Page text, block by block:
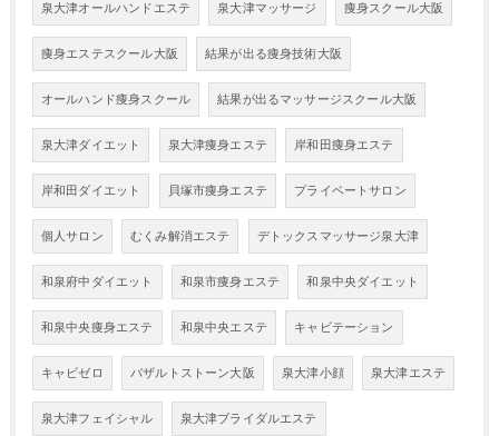
泉大津オールハンドエステ 泉大津マッサージ 痩身スクール大阪
痩身エステスクール大阪 結果が出る痩身技術大阪
オールハンド痩身スクール 結果が出るマッサージスクール大阪
泉大津ダイエット 泉大津痩身エステ 岸和田痩身エステ
岸和田ダイエット 貝塚市痩身エステ プライベートサロン
個人サロン むくみ解消エステ デトックスマッサージ泉大津
和泉府中ダイエット 和泉市痩身エステ 和泉中央ダイエット
和泉中央痩身エステ 和泉中央エステ キャビテーション
キャビゼロ バザルトストーン大阪 泉大津小顔 泉大津エステ
泉大津フェイシャル 泉大津ブライダルエステ